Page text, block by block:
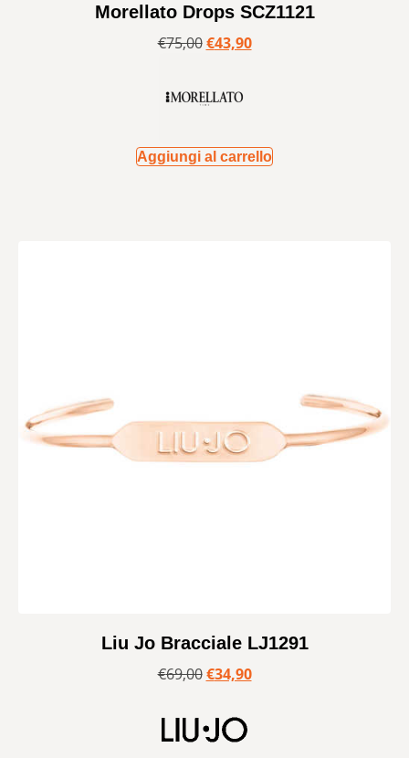
Morellato Drops SCZ1121
€75,00 €43,90
Aggiungi al carrello
Liu Jo Bracciale LJ1291
€69,00 €34,90